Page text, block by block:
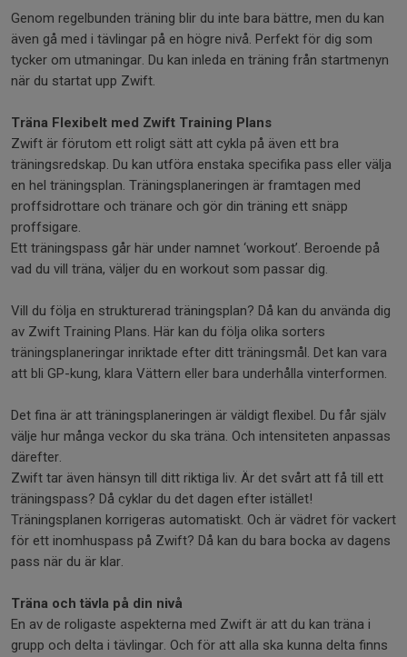
Genom regelbunden träning blir du inte bara bättre, men du kan
även gå med i tävlingar på en högre nivå. Perfekt för dig som
tycker om utmaningar. Du kan inleda en träning från startmenyn
när du startat upp Zwift.
Träna Flexibelt med Zwift Training Plans
Zwift är förutom ett roligt sätt att cykla på även ett bra
träningsredskap. Du kan utföra enstaka specifika pass eller välja
en hel träningsplan. Träningsplaneringen är framtagen med
proffsidrottare och tränare och gör din träning ett snäpp
proffsigare.
Ett träningspass går här under namnet ‘workout’. Beroende på
vad du vill träna, väljer du en workout som passar dig.
Vill du följa en strukturerad träningsplan? Då kan du använda dig
av Zwift Training Plans. Här kan du följa olika sorters
träningsplaneringar inriktade efter ditt träningsmål. Det kan vara
att bli GP-kung, klara Vättern eller bara underhålla vinterformen.
Det fina är att träningsplaneringen är väldigt flexibel. Du får själv
välje hur många veckor du ska träna. Och intensiteten anpassas
därefter.
Zwift tar även hänsyn till ditt riktiga liv. Är det svårt att få till ett
träningspass? Då cyklar du det dagen efter istället!
Träningsplanen korrigeras automatiskt. Och är vädret för vackert
för ett inomhuspass på Zwift? Då kan du bara bocka av dagens
pass när du är klar.
Träna och tävla på din nivå
En av de roligaste aspekterna med Zwift är att du kan träna i
grupp och delta i tävlingar. Och för att alla ska kunna delta finns